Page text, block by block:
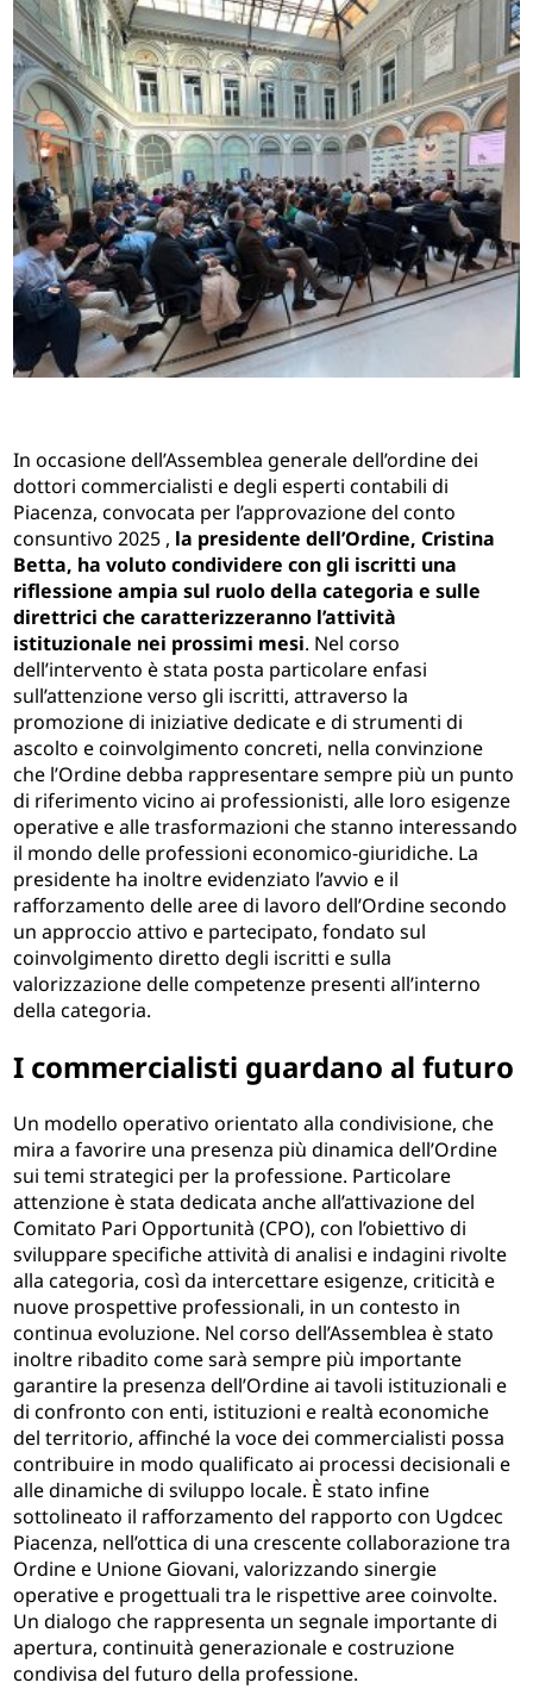
In occasione dell’Assemblea generale dell’ordine dei
dottori commercialisti e degli esperti contabili di
Piacenza, convocata per l’approvazione del conto
consuntivo 2025 , la presidente dell’Ordine, Cristina
Betta, ha voluto condividere con gli iscritti una
riflessione ampia sul ruolo della categoria e sulle
direttrici che caratterizzeranno l’attività
istituzionale nei prossimi mesi. Nel corso
dell’intervento è stata posta particolare enfasi
sull’attenzione verso gli iscritti, attraverso la
promozione di iniziative dedicate e di strumenti di
ascolto e coinvolgimento concreti, nella convinzione
che l’Ordine debba rappresentare sempre più un punto
di riferimento vicino ai professionisti, alle loro esigenze
operative e alle trasformazioni che stanno interessando
il mondo delle professioni economico-giuridiche. La
presidente ha inoltre evidenziato l’avvio e il
rafforzamento delle aree di lavoro dell’Ordine secondo
un approccio attivo e partecipato, fondato sul
coinvolgimento diretto degli iscritti e sulla
valorizzazione delle competenze presenti all’interno
della categoria.
I commercialisti guardano al futuro
Un modello operativo orientato alla condivisione, che
mira a favorire una presenza più dinamica dell’Ordine
sui temi strategici per la professione. Particolare
attenzione è stata dedicata anche all’attivazione del
Comitato Pari Opportunità (CPO), con l’obiettivo di
sviluppare specifiche attività di analisi e indagini rivolte
alla categoria, così da intercettare esigenze, criticità e
nuove prospettive professionali, in un contesto in
continua evoluzione. Nel corso dell’Assemblea è stato
inoltre ribadito come sarà sempre più importante
garantire la presenza dell’Ordine ai tavoli istituzionali e
di confronto con enti, istituzioni e realtà economiche
del territorio, affinché la voce dei commercialisti possa
contribuire in modo qualificato ai processi decisionali e
alle dinamiche di sviluppo locale. È stato infine
sottolineato il rafforzamento del rapporto con Ugdcec
Piacenza, nell’ottica di una crescente collaborazione tra
Ordine e Unione Giovani, valorizzando sinergie
operative e progettuali tra le rispettive aree coinvolte.
Un dialogo che rappresenta un segnale importante di
apertura, continuità generazionale e costruzione
condivisa del futuro della professione.